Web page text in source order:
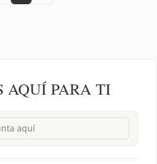
AQUÍ PARA TI